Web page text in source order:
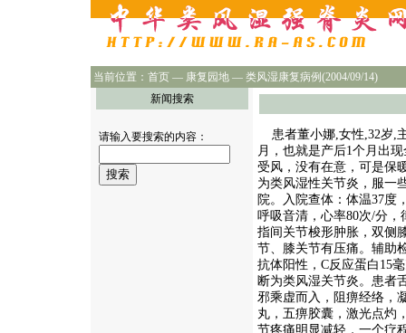
当前位置： 首页 — 康复园地 — 类风湿康复病例(2004/09/14)
新闻搜索
请输入要搜索的内容： 患者董小娜,女性,32岁,
月，也就是产后1个月出
受风，没有在意，可是保
为类风湿性关节炎，服一
院。入院查体：体温37度
呼吸音清，心率80次/分，
指间关节梭形肿胀，双侧
节、膝关节有压痛。辅助
抗体阳性， C反应蛋白 15
断为类风湿关节炎。患者
邪乘虚而入，阻痹经络，
丸，五痹胶囊，激光点灼
节疼痛明显减轻，一个疗